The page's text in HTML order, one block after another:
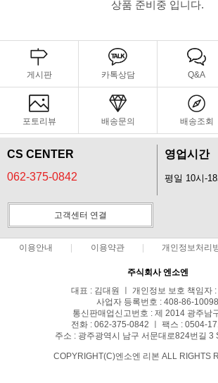
상품 준비중 입니다.
게시판 카톡상담 Q&A
포토리뷰 배송문의 배송조회
CS CENTER
062-375-0842
영업시간
평일 10시-
고객센터 연결
이용안내 이용약관 개인정보처리
주식회사 엔소엔
대표 : 김대원 ㅣ 개인정보 보호 책임자 :
사업자 등록번호 : 408-86-10098
통신판매업신고번호 : 제 2014 광주남
전화 : 062-375-0842 ㅣ 팩스 : 0504-
주소 : 광주광역시 남구 서문대로824번길 3
COPYRIGHT(C)엔소엔 리본 ALL RIGHTS